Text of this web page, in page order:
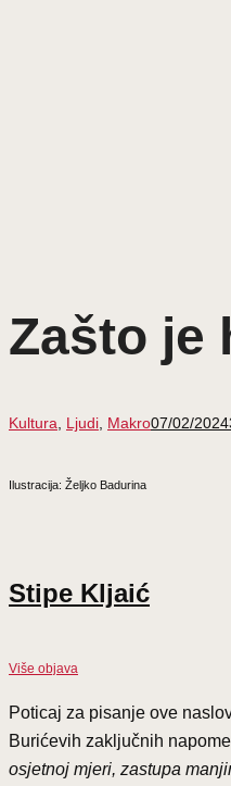
Zašto je
Kultura Ljudi Makro07/02/2024
Ilustracija: Željko Badurina
Stipe Kljaić
Više objava
Poticaj za pisanje ove
Burićevih zaključnih
osjetnoj mjeri, zastupa